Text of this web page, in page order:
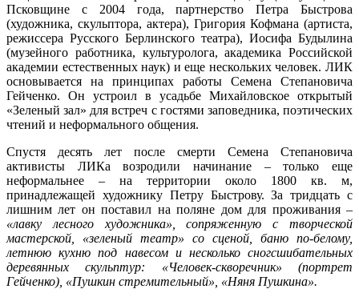
Псковщине с 2004 года, партнерство Петра Быстрова
(художника, скульптора, актера), Григория Кофмана (артиста,
режиссера Русского Берлинского театра), Иосифа Будылина
(музейного работника, культуролога, академика Российской
академии естественных наук) и еще нескольких человек. ЛИК
основывается на принципах работы Семена Степановича
Гейченко. Он устроил в усадьбе Михайловское открытый
«Зеленый зал» для встреч с гостями заповедника, поэтических
чтений и неформального общения.
Спустя десять лет после смерти Семена Степановича
активисты ЛИКа возродили начинание – только еще
неформальнее – на территории около 1800 кв. м,
принадлежащей художнику Петру Быстрову. За тридцать с
лишним лет он поставил на поляне дом для проживания –
«лавку лесного художника», сопряженную с творческой
мастерской, «зеленый театр» со сценой, баню по-белому,
летнюю кухню под навесом и несколько сногсшибательных
деревянных скульптур: «Человек-скворечник» (портрет
Гейченко), «Пушкин стремительный», «Няня Пушкина».